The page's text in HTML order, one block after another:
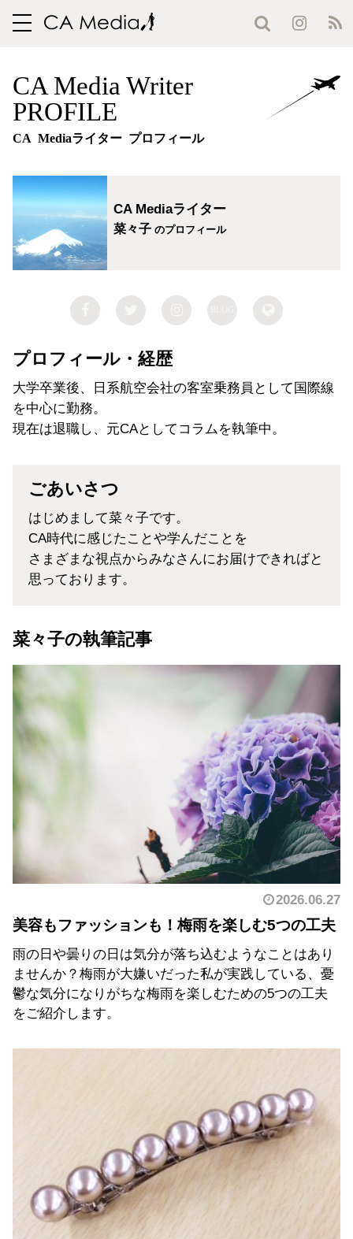
toggle
CA Media Writer
PROFILE
CA Mediaライター プロフィール
CA Mediaライター
菜々子 のプロフィール
プロフィール・経歴
大学卒業後、日系航空会社の客室乗務員として 国際線
を中心に勤務。
現在は退職し、 元CAとしてコラムを執筆中。
ごあいさつ
はじめまして菜々子です。
CA時代に感じたことや学んだことを
さまざまな視点からみなさんにお届けできればと
思っております。
菜々子の執筆記事
2026.06.27
美容もファッションも！梅雨を楽しむ5つの工夫
雨の日や曇りの日は気分が落ち込むようなことはあり
ませんか？梅雨が大嫌いだった私が実践している、憂
鬱な気分になりがちな梅雨を楽しむための5つの工夫
をご紹介します。